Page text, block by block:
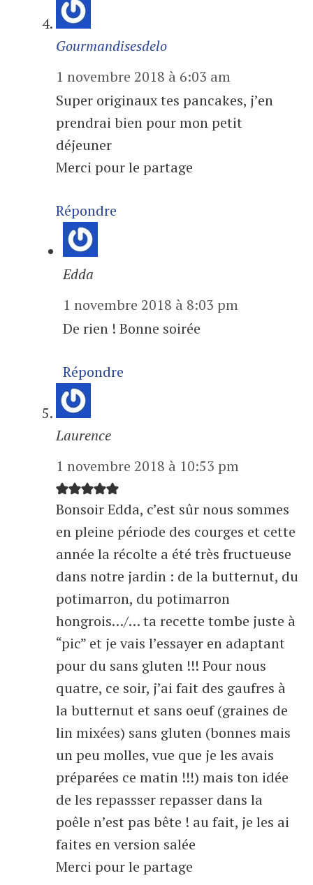
Gourmandisesdelo
1 novembre 2018 à 6:03 am
Super originaux tes pancakes, j’en
prendrai bien pour mon petit
déjeuner
Merci pour le partage
Répondre
Edda
1 novembre 2018 à 8:03 pm
De rien ! Bonne soirée
Répondre
Laurence
1 novembre 2018 à 10:53 pm
Bonsoir Edda, c’est sûr nous sommes
en pleine période des courges et cette
année la récolte a été très fructueuse
dans notre jardin : de la butternut, du
potimarron, du potimarron
hongrois…/… ta recette tombe juste à
“pic” et je vais l’essayer en adaptant
pour du sans gluten !!! Pour nous
quatre, ce soir, j’ai fait des gaufres à
la butternut et sans oeuf (graines de
lin mixées) sans gluten (bonnes mais
un peu molles, vue que je les avais
préparées ce matin !!!) mais ton idée
de les repassser repasser dans la
poêle n’est pas bête ! au fait, je les ai
faites en version salée
Merci pour le partage